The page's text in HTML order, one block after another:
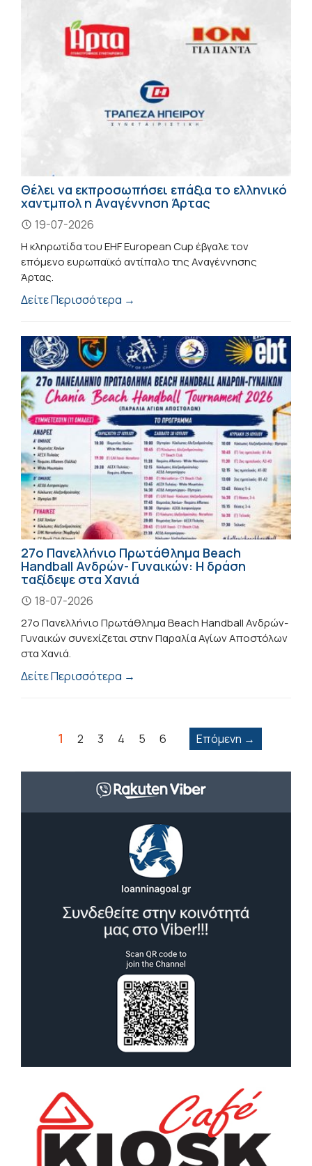
Θέλει να εκπροσωπήσει επάξια το ελληνικό
χαντμπολ η Αναγέννηση Άρτας
19-07-2026
Η κληρωτίδα του EHF European Cup έβγαλε τον
επόμενο ευρωπαϊκό αντίπαλο της Αναγέννησης
Άρτας.
Δείτε Περισσότερα →
27ο Πανελλήνιο Πρωτάθλημα Beach
Handball Ανδρών- Γυναικών: Η δράση
ταξίδεψε στα Χανιά
18-07-2026
27ο Πανελλήνιο Πρωτάθλημα Beach Handball Ανδρών-
Γυναικών συνεχίζεται στην Παραλία Αγίων Αποστόλων
στα Χανιά.
Δείτε Περισσότερα →
1 2 3 4 5 6 Επόμενη →